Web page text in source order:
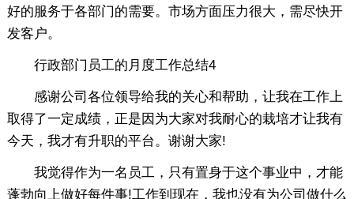
好的服务于各部门的需要。市场方面压力很大，需尽快开
发客户。
行政部门员工的月度工作总结4
感谢公司各位领导给我的关心和帮助，让我在工作上
取得了一定成绩，正是因为大家对我耐心的栽培才让我有
今天，我才有升职的平台。谢谢大家!
我觉得作为一名员工，只有置身于这个事业中，才能
蓬勃向上做好每件事!工作到现在，我也没有为公司做什么